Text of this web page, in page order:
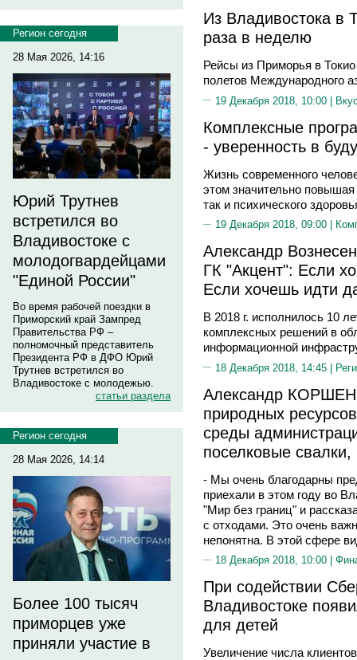
Регион сегодня
28 Мая 2026, 14:16
Юрий Трутнев
встретился во
Владивостоке с
молодогвардейцами
"Единой России"
Во время рабочей поездки в
Приморский край Зампред
Правительства РФ –
полномочный представитель
Президента РФ в ДФО Юрий
Трутнев встретился во
Владивостоке с молодежью.
статьи раздела
Регион сегодня
28 Мая 2026, 14:14
Более 100 тысяч
приморцев уже
приняли участие в
Из Владивостока в
раза в неделю
Рейсы из Приморья в
полетов Международного
19 Декабря 2018, 10:00 |
Комплексные
- уверенность в
Жизнь современного
этом значительно повышая
так и психического
19 Декабря 2018, 09:00 |
Александр
ГК "Акцент": Если
Если хочешь идти
В 2018 г. исполнилось 10
комплексных решений в
информационной
18 Декабря 2018, 14:45 |
Александр
природных
среды
поселковые
- Мы очень благодарны
приехали в этом году во
"Мир без границ" и
с отходами. Это очень
непонятна. В этой сфере
18 Декабря 2018, 10:00 |
При содействии
Владивостоке
для детей
Увеличение числа